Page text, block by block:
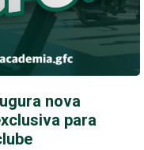
nova
para